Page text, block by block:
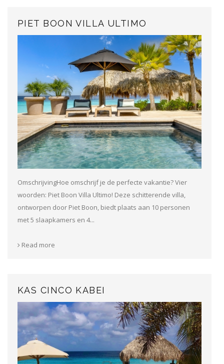
PIET BOON VILLA ULTIMO
OmschrijvingHoe omschrijf je de perfecte vakantie? Vier
woorden: Piet Boon Villa Ultimo! Deze schitterende villa,
ontworpen door Piet Boon, biedt plaats aan 10 personen
met 5 slaapkamers en 4...
Read more
KAS CINCO KABEI